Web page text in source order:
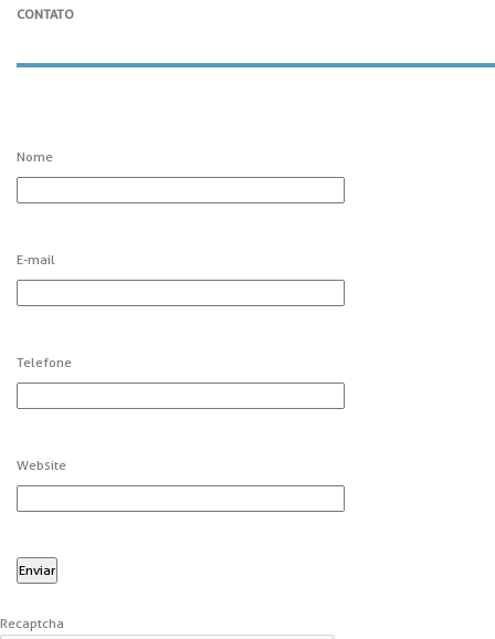
CONTATO
Nome
E-mail
Telefone
Website
Recaptcha